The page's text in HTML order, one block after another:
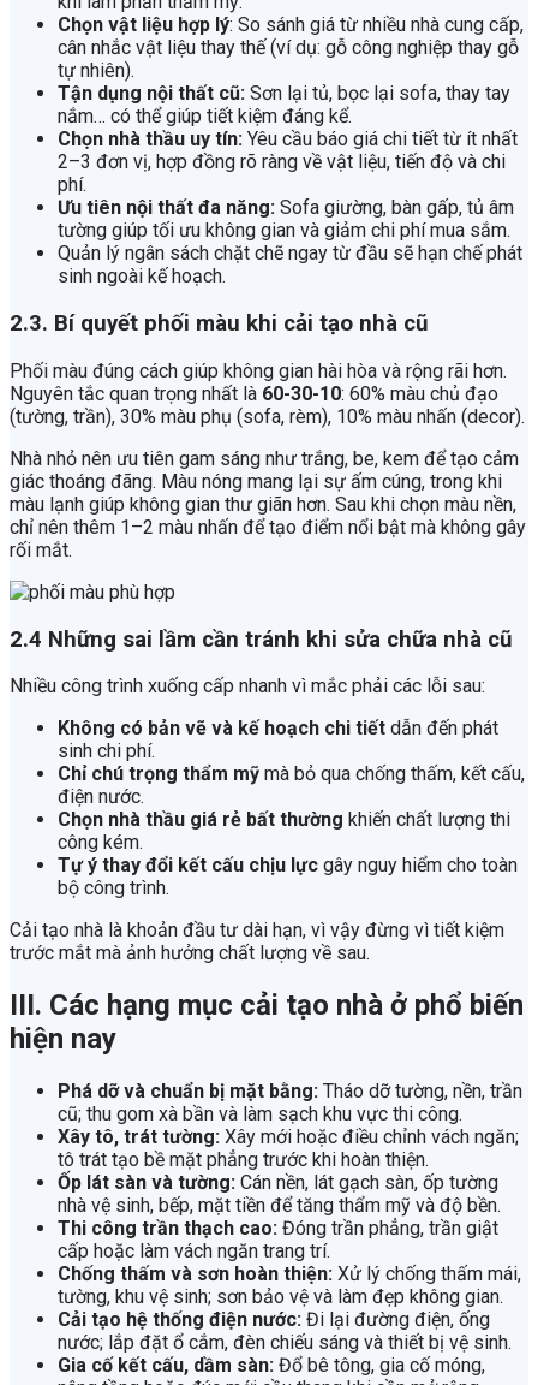
Chọn vật liệu hợp lý: So sánh giá từ nhiều nhà cung cấp,
cân nhắc vật liệu thay thế (ví dụ: gỗ công nghiệp thay gỗ
tự nhiên).
Tận dụng nội thất cũ: Sơn lại tủ, bọc lại sofa, thay tay
nắm… có thể giúp tiết kiệm đáng kể.
Chọn nhà thầu uy tín: Yêu cầu báo giá chi tiết từ ít nhất
2–3 đơn vị, hợp đồng rõ ràng về vật liệu, tiến độ và chi
phí.
Ưu tiên nội thất đa năng: Sofa giường, bàn gấp, tủ âm
tường giúp tối ưu không gian và giảm chi phí mua sắm.
Quản lý ngân sách chặt chẽ ngay từ đầu sẽ hạn chế phát
sinh ngoài kế hoạch.
2.3. Bí quyết phối màu khi cải tạo nhà cũ
Phối màu đúng cách giúp không gian hài hòa và rộng rãi hơn.
Nguyên tắc quan trọng nhất là 60-30-10: 60% màu chủ đạo
(tường, trần), 30% màu phụ (sofa, rèm), 10% màu nhấn (decor).
Nhà nhỏ nên ưu tiên gam sáng như trắng, be, kem để tạo cảm
giác thoáng đãng. Màu nóng mang lại sự ấm cúng, trong khi
màu lạnh giúp không gian thư giãn hơn. Sau khi chọn màu nền,
chỉ nên thêm 1–2 màu nhấn để tạo điểm nổi bật mà không gây
rối mắt.
2.4 Những sai lầm cần tránh khi sửa chữa nhà cũ
Nhiều công trình xuống cấp nhanh vì mắc phải các lỗi sau:
Không có bản vẽ và kế hoạch chi tiết dẫn đến phát
sinh chi phí.
Chỉ chú trọng thẩm mỹ mà bỏ qua chống thấm, kết cấu,
điện nước.
Chọn nhà thầu giá rẻ bất thường khiến chất lượng thi
công kém.
Tự ý thay đổi kết cấu chịu lực gây nguy hiểm cho toàn
bộ công trình.
Cải tạo nhà là khoản đầu tư dài hạn, vì vậy đừng vì tiết kiệm
trước mắt mà ảnh hưởng chất lượng về sau.
III. Các hạng mục cải tạo nhà ở phổ biến
hiện nay
Phá dỡ và chuẩn bị mặt bằng: Tháo dỡ tường, nền, trần
cũ; thu gom xà bần và làm sạch khu vực thi công.
Xây tô, trát tường: Xây mới hoặc điều chỉnh vách ngăn;
tô trát tạo bề mặt phẳng trước khi hoàn thiện.
Ốp lát sàn và tường: Cán nền, lát gạch sàn, ốp tường
nhà vệ sinh, bếp, mặt tiền để tăng thẩm mỹ và độ bền.
Thi công trần thạch cao: Đóng trần phẳng, trần giật
cấp hoặc làm vách ngăn trang trí.
Chống thấm và sơn hoàn thiện: Xử lý chống thấm mái,
tường, khu vệ sinh; sơn bảo vệ và làm đẹp không gian.
Cải tạo hệ thống điện nước: Đi lại đường điện, ống
nước; lắp đặt ổ cắm, đèn chiếu sáng và thiết bị vệ sinh.
Gia cố kết cấu, dầm sàn: Đổ bê tông, gia cố móng,